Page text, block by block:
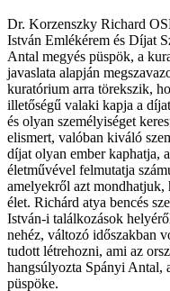
Dr. Korzenszky Richard
István Emlékérem és Díjat
Antal megyés püspök, a
javaslata alapján
kuratórium arra törekszik,
illetőségű valaki kapja a
és olyan személyiséget
elismert, valóban kiváló
díjat olyan ember kaphatja,
életművével felmutatja
amelyekről azt mondhatjuk,
élet. Richárd atya bencés
István-i találkozások
nehéz, változó időszakban
tudott létrehozni, ami az
hangsúlyozta Spányi Antal,
püspöke.